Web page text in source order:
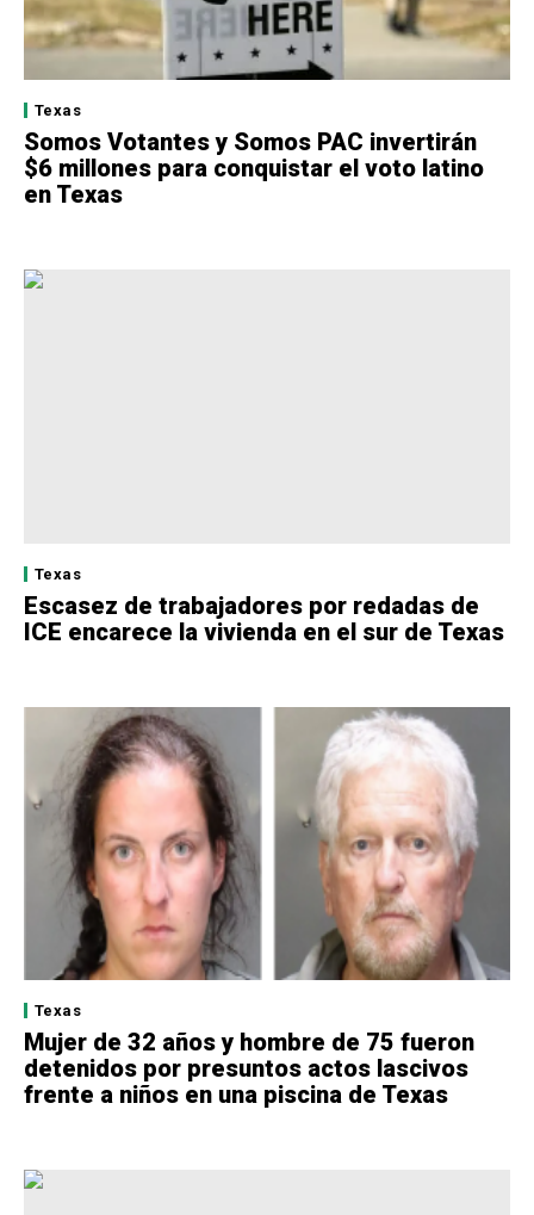
Texas
Somos Votantes y Somos PAC invertirán
$6 millones para conquistar el voto latino
en Texas
Texas
Escasez de trabajadores por redadas de
ICE encarece la vivienda en el sur de Texas
Texas
Mujer de 32 años y hombre de 75 fueron
detenidos por presuntos actos lascivos
frente a niños en una piscina de Texas